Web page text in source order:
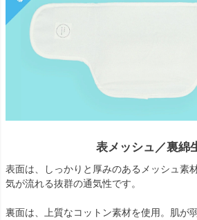
表メッシュ／裏綿
表面は、しっかりと厚みのあるメッシュ素
気が流れる抜群の通気性です。
裏面は、上質なコットン素材を使用。肌が